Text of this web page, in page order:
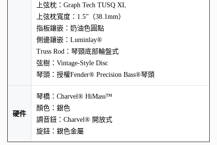
上弦枕：Graph Tech TUSQ XL
上弦枕寬度：1.5”（38.1mm）
指板鑲嵌：奶油色圓點
側邊鑲嵌：Luminlay®
Truss Rod：琴頸底部輪盤式
弦樹：Vintage-Style Disc
琴頭：授權Fender® Precision Bass®琴頭
硬件
琴橋：Charvel® HiMass™
顏色：銀色
調音鈕：Charvel® 開放式
旋鈕：銀色金屬